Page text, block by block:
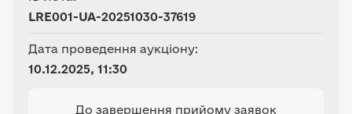
LRE001-UA-20251030-37619
Дата проведення аукціону:
10.12.2025, 11:30
До завершення прийому заявок